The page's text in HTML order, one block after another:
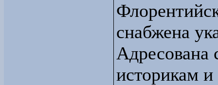
снабжена
Адресована
историкам и